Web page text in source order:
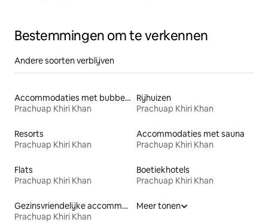
Bestemmingen om te verkennen
Andere soorten verblijven
Accommodaties met bubbelbad
Prachuap Khiri Khan
Rijhuizen
Prachuap Khiri Khan
Resorts
Prachuap Khiri Khan
Accommodaties met sauna
Prachuap Khiri Khan
Flats
Prachuap Khiri Khan
Boetiekhotels
Prachuap Khiri Khan
Gezinsvriendelijke accommodaties
Prachuap Khiri Khan
Meer tonen